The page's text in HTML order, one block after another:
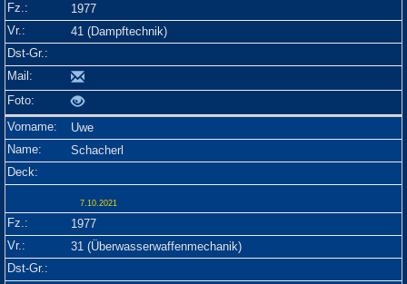
1977
41 (Dampftechnik)
Uwe
Schacherl
7.10.2021
1977
31 (Überwasserwaffenmechanik)